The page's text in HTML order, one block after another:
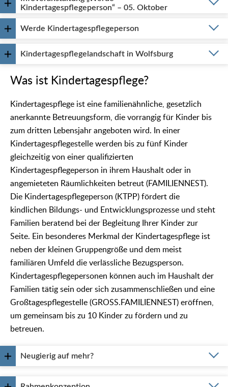
Kindertagespflegeperson“ – 05. Oktober
Werde Kindertagespflegeperson
Kindertagespflegelandschaft in Wolfsburg
Was ist Kindertagespflege?
Kindertagespflege ist eine familienähnliche, gesetzlich
anerkannte Betreuungsform, die vorrangig für Kinder bis
zum dritten Lebensjahr angeboten wird. In einer
Kindertagespflegestelle werden bis zu fünf Kinder
gleichzeitig von einer qualifizierten
Kindertagespflegeperson in ihrem Haushalt oder in
angemieteten Räumlichkeiten betreut (FAMILIENNEST).
Die Kindertagespflegeperson (KTPP) fördert die
kindlichen Bildungs- und Entwicklungsprozesse und steht
Familien beratend bei der Begleitung Ihrer Kinder zur
Seite. Ein besonderes Merkmal der Kindertagespflege ist
neben der kleinen Gruppengröße und dem meist
familiären Umfeld die verlässliche Bezugsperson.
Kindertagespflegepersonen können auch im Haushalt der
Familien tätig sein oder sich zusammenschließen und eine
Großtagespflegestelle (GROSS.FAMILIENNEST) eröffnen,
um gemeinsam bis zu 10 Kinder zu fördern und zu
betreuen.
Neugierig auf mehr?